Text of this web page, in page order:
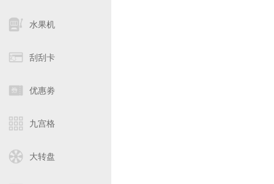
水果机
刮刮卡
优惠劵
九宫格
大转盘